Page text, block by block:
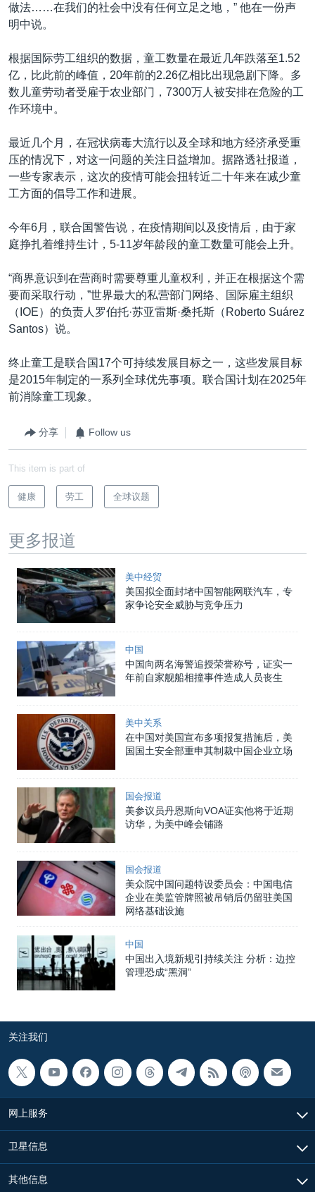
做法……在我们的社会中没有任何立足之地，” 他在一份声
明中说。
根据国际劳工组织的数据，童工数量在最近几年跌落至1.52
亿，比此前的峰值，20年前的2.26亿相比出现急剧下降。多
数儿童劳动者受雇于农业部门，7300万人被安排在危险的工
作环境中。
最近几个月，在冠状病毒大流行以及全球和地方经济承受重
压的情况下，对这一问题的关注日益增加。据路透社报道，
一些专家表示，这次的疫情可能会扭转近二十年来在减少童
工方面的倡导工作和进展。
今年6月，联合国警告说，在疫情期间以及疫情后，由于家
庭挣扎着维持生计，5-11岁年龄段的童工数量可能会上升。
“商界意识到在营商时需要尊重儿童权利，并正在根据这个需
要而采取行动，”世界最大的私营部门网络、国际雇主组织
（IOE）的负责人罗伯托·苏亚雷斯·桑托斯（Roberto Suárez
Santos）说。
终止童工是联合国17个可持续发展目标之一，这些发展目标
是2015年制定的一系列全球优先事项。联合国计划在2025年
前消除童工现象。
分享 Follow us
This item is part of
健康 劳工 全球议题
更多报道
美中经贸
美国拟全面封堵中国智能网联汽车，专
家争论安全威胁与竞争压力
中国
中国向两名海警追授荣誉称号，证实一
年前自家舰船相撞事件造成人员丧生
美中关系
在中国对美国宣布多项报复措施后，美
国国土安全部重申其制裁中国企业立场
国会报道
美参议员丹恩斯向VOA证实他将于近期
访华，为美中峰会铺路
国会报道
美众院中国问题特设委员会：中国电信
企业在美监管牌照被吊销后仍留驻美国
网络基础设施
中国
中国出入境新规引持续关注 分析：边控
管理恐成“黑洞”
关注我们
网上服务
卫星信息
其他信息